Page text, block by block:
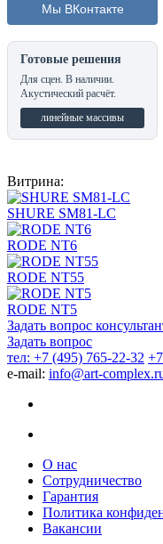
Мы ВКонтакте
Готовые решения
Для сцен. В наличии.
Акустический расчёт.
линейные массивы
Витрина:
SHURE SM81-LC
RODE NT6
RODE NT55
RODE NT5
Задать вопрос
Задать вопрос
тел: +7 (495) 765-22-32
e-mail: info@art-
О нас
Сотрудничество
Гарантия
Политика
Вакансии